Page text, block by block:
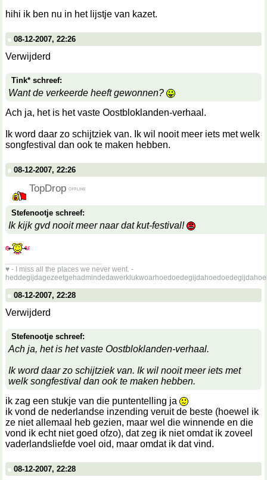
hihi ik ben nu in het lijstje van kazet.
08-12-2007, 22:26
Verwijderd
Tink* schreef:
Want de verkeerde heeft gewonnen?
Ach ja, het is het vaste Oostbloklanden-verhaal.
Ik word daar zo schijtziek van. Ik wil nooit meer iets met welk
songfestival dan ook te maken hebben.
08-12-2007, 22:26
TopDrop
Stefenootje schreef:
Ik kijk gvd nooit meer naar dat kut-festival!
♥ - I miss all the places we never went. -
08-12-2007, 22:28
Verwijderd
Stefenootje schreef:
Ach ja, het is het vaste Oostbloklanden-verhaal.
Ik word daar zo schijtziek van. Ik wil nooit meer iets met
welk songfestival dan ook te maken hebben.
ik zag een stukje van die puntentelling ja
ik vond de nederlandse inzending veruit de beste (hoewel ik
ze niet allemaal heb gezien, maar wel die winnende en die
vond ik echt niet goed ofzo), dat zeg ik niet omdat ik zoveel
vaderlandsliefde voel oid, maar omdat ik dat vind.
08-12-2007, 22:28